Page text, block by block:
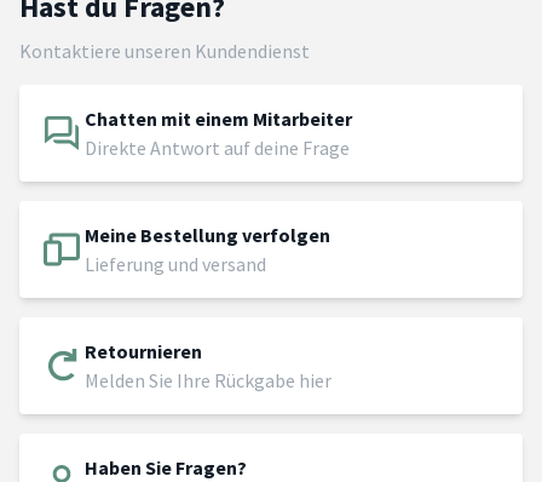
Kontaktiere unseren Kundendienst
Chatten mit einem Mitarbeiter
Direkte Antwort auf deine Frage
Meine Bestellung verfolgen
Lieferung und versand
Retournieren
Melden Sie Ihre Rückgabe hier
Haben Sie Fragen?